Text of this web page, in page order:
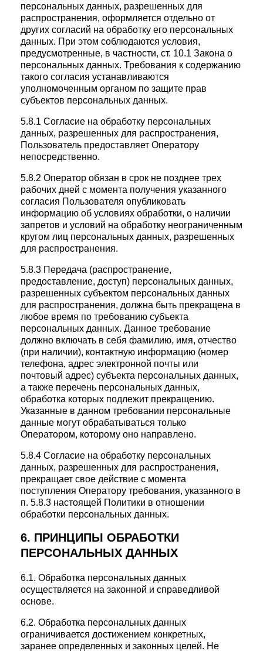
персональных данных, разрешенных для
распространения, оформляется отдельно от
других согласий на обработку его персональных
данных. При этом соблюдаются условия,
предусмотренные, в частности, ст. 10.1 Закона о
персональных данных. Требования к содержанию
такого согласия устанавливаются
уполномоченным органом по защите прав
субъектов персональных данных.
5.8.1 Согласие на обработку персональных
данных, разрешенных для распространения,
Пользователь предоставляет Оператору
непосредственно.
5.8.2 Оператор обязан в срок не позднее трех
рабочих дней с момента получения указанного
согласия Пользователя опубликовать
информацию об условиях обработки, о наличии
запретов и условий на обработку неограниченным
кругом лиц персональных данных, разрешенных
для распространения.
5.8.3 Передача (распространение,
предоставление, доступ) персональных данных,
разрешенных субъектом персональных данных
для распространения, должна быть прекращена в
любое время по требованию субъекта
персональных данных. Данное требование
должно включать в себя фамилию, имя, отчество
(при наличии), контактную информацию (номер
телефона, адрес электронной почты или
почтовый адрес) субъекта персональных данных,
а также перечень персональных данных,
обработка которых подлежит прекращению.
Указанные в данном требовании персональные
данные могут обрабатываться только
Оператором, которому оно направлено.
5.8.4 Согласие на обработку персональных
данных, разрешенных для распространения,
прекращает свое действие с момента
поступления Оператору требования, указанного в
п. 5.8.3 настоящей Политики в отношении
обработки персональных данных.
6. ПРИНЦИПЫ ОБРАБОТКИ
ПЕРСОНАЛЬНЫХ ДАННЫХ
6.1. Обработка персональных данных
осуществляется на законной и справедливой
основе.
6.2. Обработка персональных данных
ограничивается достижением конкретных,
заранее определенных и законных целей. Не